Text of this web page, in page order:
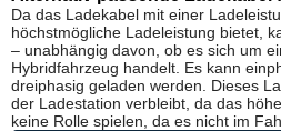
Da das Ladekabel mit einer
höchstmögliche Ladeleistung bietet,
– unabhängig davon, ob es sich um
Hybridfahrzeug handelt. Es kann
dreiphasig geladen werden. Dieses
der Ladestation verbleibt, da das
keine Rolle spielen, da es nicht im